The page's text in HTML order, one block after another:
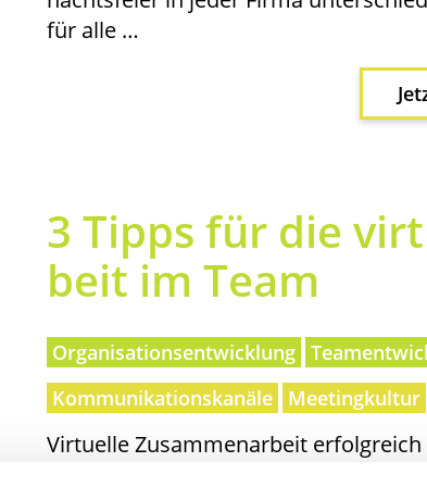
für alle …
3 Tipps für die
beit im Team
Organisationsentwicklung
Kommunikationskanäle
Meetingkultur
Vir­tu­el­le Zusam­men­ar­beit